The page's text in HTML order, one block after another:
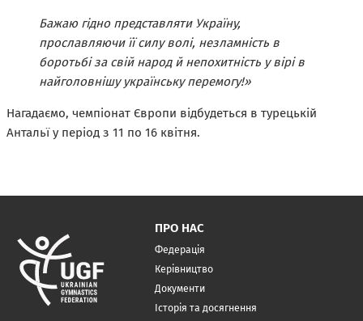
Бажаю гідно представляти Україну,
прославляючи її силу волі, незламність в
боротьбі за свій народ й непохитність у вірі в
найголовнішу українську перемогу!»
Нагадаємо, чемпіонат Європи відбудеться в турецькій
Антальї у період з 11 по 16 квітня.
ПРО НАС
Федерація
Керівництво
Документи
Історія та досягнення